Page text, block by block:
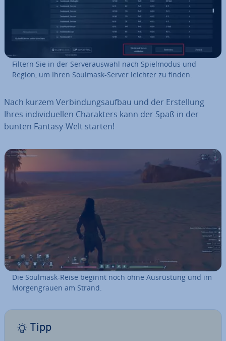
Filtern Sie in der Ser­ver­aus­wahl nach Spiel­mo­dus und
Region, um Ihren Soulmask-Server leichter zu finden.
Nach kurzem Ver­bin­dungs­auf­bau und der Er­stel­lung
Ihres in­di­vi­du­el­len Cha­rak­ters kann der Spaß in der
bunten Fantasy-Welt starten!
Die Soulmask-Reise beginnt noch ohne Aus­rüs­tung und im
Mor­gen­grau­en am Strand.
Tipp